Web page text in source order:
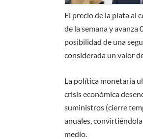
El precio de la plata al
de la semana y avanza
posibilidad de una
considerada un valor
La política monetaria
crisis económica
suministros (cierre
anuales,
medio.